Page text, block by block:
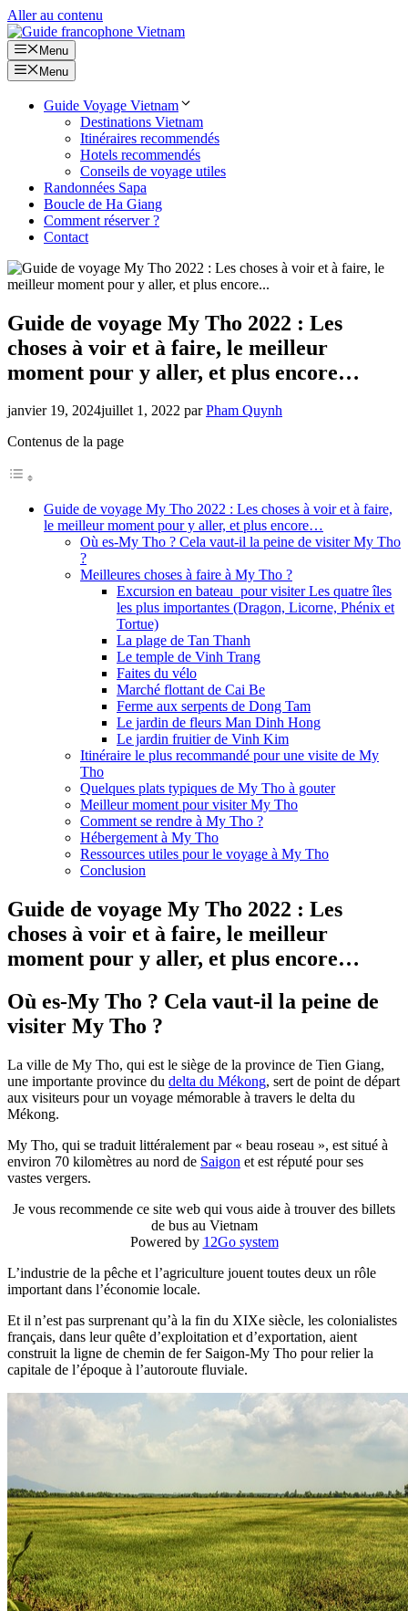
Aller au contenu
Menu
Menu
Guide Voyage Vietnam
Destinations Vietnam
Itinéraires recommendés
Hotels recommendés
Conseils de voyage utiles
Randonnées Sapa
Boucle de Ha Giang
Comment réserver ?
Contact
Guide de voyage My Tho 2022 : Les
choses à voir et à faire, le meilleur
moment pour y aller, et plus encore…
janvier 19, 2024juillet 1, 2022 parPham Quynh
Contenus de la page
Guide de voyage My Tho 2022 : Les choses à voir et à faire,
le meilleur moment pour y aller, et plus encore…
Où es-My Tho ? Cela vaut-il la peine de visiter My Tho
?
Meilleures choses à faire à My Tho ?
Excursion en bateau pour visiter Les quatre îles
les plus importantes (Dragon, Licorne, Phénix et
Tortue)
La plage de Tan Thanh
Le temple de Vinh Trang
Faites du vélo
Marché flottant de Cai Be
Ferme aux serpents de Dong Tam
Le jardin de fleurs Man Dinh Hong
Le jardin fruitier de Vinh Kim
Itinéraire le plus recommandé pour une visite de My
Tho
Quelques plats typiques de My Tho à gouter
Meilleur moment pour visiter My Tho
Comment se rendre à My Tho ?
Hébergement à My Tho
Ressources utiles pour le voyage à My Tho
Conclusion
Guide de voyage My Tho 2022 : Les
choses à voir et à faire, le meilleur
moment pour y aller, et plus encore…
Où es-My Tho ? Cela vaut-il la peine de
visiter My Tho ?
La ville de My Tho, qui est le siège de la province de Tien Giang,
une importante province du delta du Mékong, sert de point de départ
aux visiteurs pour un voyage mémorable à travers le delta du
Mékong.
My Tho, qui se traduit littéralement par « beau roseau », est situé à
environ 70 kilomètres au nord de Saigon et est réputé pour ses
vastes vergers.
Je vous recommende ce site web qui vous aide à trouver des billets
de bus au Vietnam
Powered by 12Go system
L’industrie de la pêche et l’agriculture jouent toutes deux un rôle
important dans l’économie locale.
Et il n’est pas surprenant qu’à la fin du XIXe siècle, les colonialistes
français, dans leur quête d’exploitation et d’exportation, aient
construit la ligne de chemin de fer Saigon-My Tho pour relier la
capitale de l’époque à l’autoroute fluviale.